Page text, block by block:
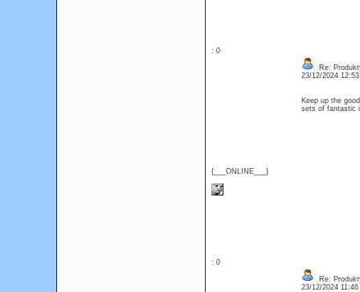
: 0
{___ONLINE___}
Re:
23/12/2024
Keep up the
sets of
: 0
Re:
23/12/2024